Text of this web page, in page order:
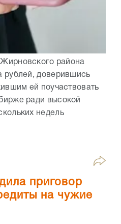
района
рублей, доверившись
ей поучаствовать
ради высокой
недель
приговор
на чужие